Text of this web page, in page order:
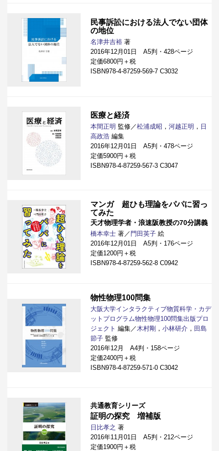
民事訴訟における法人でない団体
の地位
名津井吉裕 著
2016年12月01日 A5判・428ページ
定価6800円＋税
ISBN978-4-87259-569-7 C3032
医療と経済
本間正明 監修／松浦成昭 ， 河越正明 ， 日
高政浩 編集
2016年12月01日 A5判・478ページ
定価5900円＋税
ISBN978-4-87259-567-3 C3047
マンガ 超ひも理論をパパに習っ
てみた
天才物理学者・浪速阪教授の70分講義
橋本幸士 著／ 門田英子 絵
2016年12月01日 A5判・176ページ
定価1200円＋税
ISBN978-4-87259-562-8 C0942
物性物理100問集
大阪大学インタラクティブ物質科学・カデ
ットプログラム物性物理100問集出版プロ
ジェクト 編集／ 木村剛 ， 小林研介 ， 田島
節子 監修
2016年12月 A4判・158ページ
定価2400円＋税
ISBN978-4-87259-571-0 C3042
共通教育シリーズ
証明の探究 増補版
日比孝之 著
2016年11月01日 A5判・212ページ
定価1900円＋税